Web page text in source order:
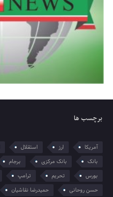
برچسب ها
آمریکا ارز استقلال
بانک
بانک مرکزی برجام
بورس
تحریم ترامپ
حسن روحانی
حمیدرضا نقاشیان